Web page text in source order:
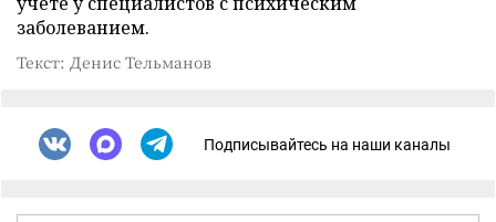
заболеванием.
Текст: Денис Тельманов
Подписывайтесь на наши каналы